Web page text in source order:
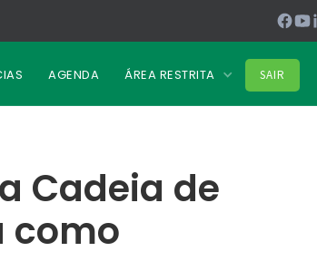
AGENDA ÁREA RESTRITA SAIR
Cadeia de
como